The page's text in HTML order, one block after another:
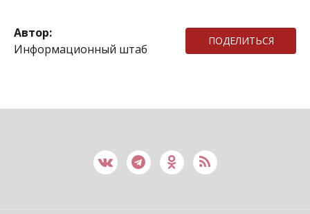
Автор:
Информационный штаб
ПОДЕЛИТЬСЯ